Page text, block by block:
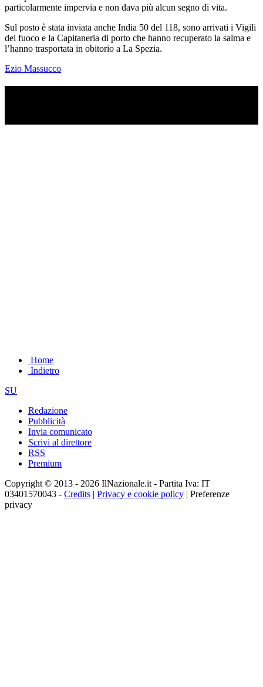
particolarmente impervia e non dava più alcun segno di vita.
Sul posto è stata inviata anche India 50 del 118, sono arrivati i Vigili
del fuoco e la Capitaneria di porto che hanno recuperato la salma e
l’hanno trasportata in obitorio a La Spezia.
Ezio Massucco
Home
Indietro
SU
Redazione
Pubblicità
Invia comunicato
Scrivi al direttore
RSS
Premium
Copyright © 2013 - 2026 IlNazionale.it - Partita Iva: IT
03401570043 - Credits | Privacy e cookie policy | Preferenze
privacy